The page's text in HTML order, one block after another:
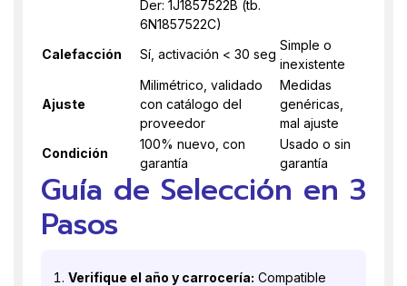
Der: 1J1857522B (tb.
6N1857522C)
Calefacción Sí, activación < 30 seg
Simple o
inexistente
Ajuste
Milimétrico, validado
con catálogo del
proveedor
Medidas
genéricas,
mal ajuste
Condición
100% nuevo, con
garantía
Usado o sin
garantía
Guía de Selección en 3
Pasos
Verifique el año y carrocería: Compatible